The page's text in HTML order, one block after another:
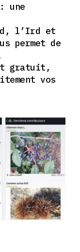
une
l’Ird et
permet de
gratuit,
vos